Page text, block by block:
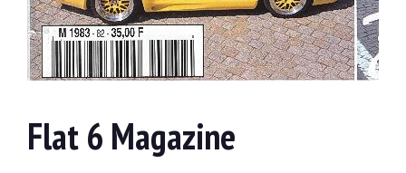
Flat 6 Magazine